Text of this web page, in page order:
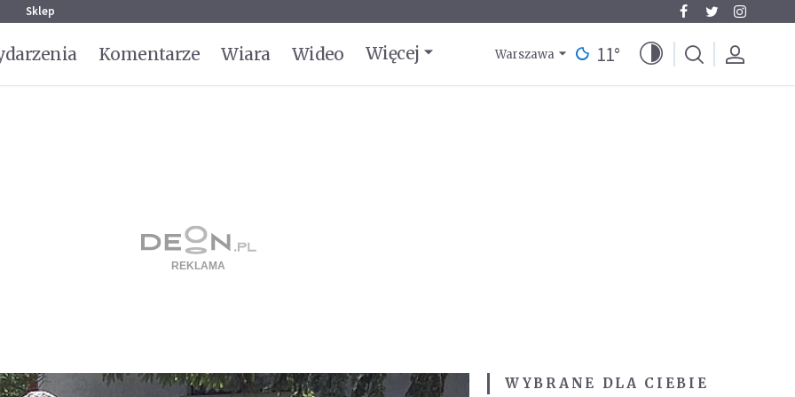
Sklep
Komentarze Wiara Wideo Więcej Warszawa 11°
WYBRANE DLA CIEBIE